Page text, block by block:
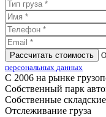
Рассчитать стоимость
персональных данных
С 2006 на рынке
Собственный парк
Собственные
Отслеживание груза